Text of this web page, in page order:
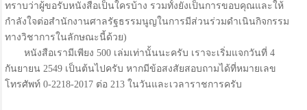
ทราบว่าผู้ขอรับหนังสือเป็นใครบ้าง รวมทั้งยังเป็นการขอบคุณและให้
กำลังใจต่อสำนักงานศาลรัฐธรรมนูญในการมีส่วนร่วมดำเนินกิจกรรม
ทางวิชาการในลักษณะนี้ด้วย)
หนังสือเรามีเพียง 500 เล่มเท่านั้นนะครับ เราจะเริ่มแจกวันที่ 4
กันยายน 2549 เป็นต้นไปครับ หากมีข้อสงสัยสอบถามได้ที่หมายเลข
โทรศัพท์ 0-2218-2017 ต่อ 213 ในวันและเวลาราชการครับ